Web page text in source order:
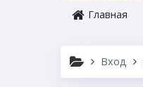
Главная
Вход